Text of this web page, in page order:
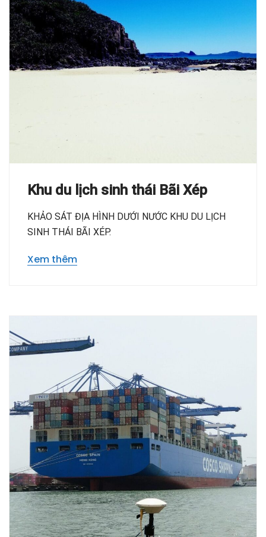
Khu du lịch sinh thái Bãi Xép
KHẢO SÁT ĐỊA HÌNH DƯỚI NƯỚC KHU DU LỊCH
SINH THÁI BÃI XÉP.
Xem thêm